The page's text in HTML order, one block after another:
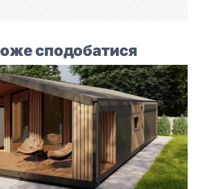
сподобатися